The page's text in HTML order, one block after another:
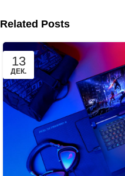
Related Posts
13
ДЕК.